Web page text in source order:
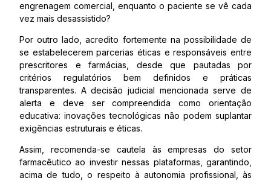
engrenagem comercial, enquanto o paciente se vê cada
vez mais desassistido?
Por outro lado, acredito fortemente na possibilidade de
se estabelecerem parcerias éticas e responsáveis entre
prescritores e farmácias, desde que pautadas por
critérios regulatórios bem definidos e práticas
transparentes. A decisão judicial mencionada serve de
alerta e deve ser compreendida como orientação
educativa: inovações tecnológicas não podem suplantar
exigências estruturais e éticas.
Assim, recomenda-se cautela às empresas do setor
farmacêutico ao investir nessas plataformas, garantindo,
acima de tudo, o respeito à autonomia profissional, às